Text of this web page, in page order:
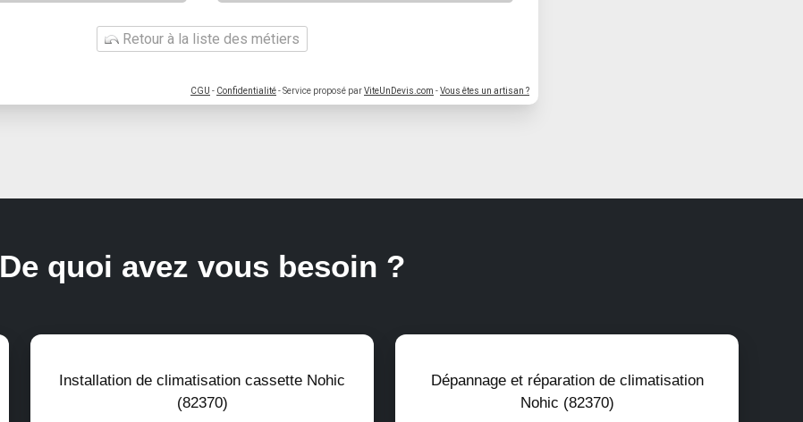
Retour à la liste des métiers
CGU - Confidentialité- Service proposé parViteUnDevis.com -Vous êtes un artisan ?
De quoi avez vous besoin ?
Installation de climatisation cassette Nohic
(82370)
Dépannage et réparation de climatisation
Nohic (82370)